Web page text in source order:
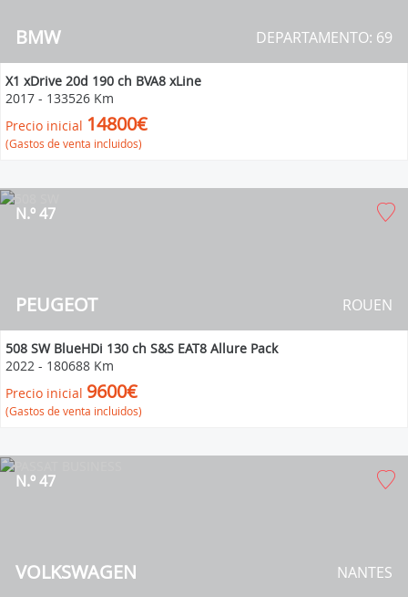
BMW DEPARTAMENTO: 69
X1 xDrive 20d 190 ch BVA8 xLine
2017 - 133526 Km
Precio inicial 14800€
(Gastos de venta incluidos)
PEUGEOT
N.º 47
ROUEN
508 SW BlueHDi 130 ch S&S EAT8 Allure Pack
2022 - 180688 Km
Precio inicial 9600€
(Gastos de venta incluidos)
VOLKSWAGEN
N.º 47
NANTES